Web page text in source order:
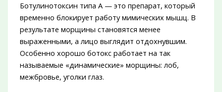
Ботулинотоксин типа А — это препарат, который
временно блокирует работу мимических мышц. В
результате морщины становятся менее
выраженными, а лицо выглядит отдохнувшим.
Особенно хорошо ботокс работает на так
называемые «динамические» морщины: лоб,
межбровье, уголки глаз.